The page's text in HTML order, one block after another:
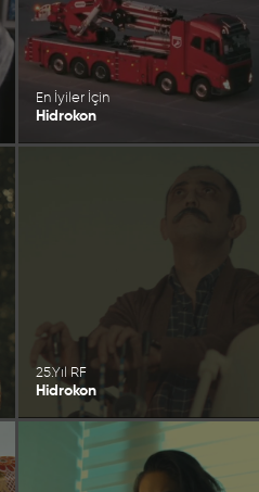
En İyiler İçin
Hidrokon
25.Yıl RF
Hidrokon